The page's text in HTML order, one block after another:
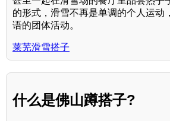
的形式，滑雪不再是单调的个人运动
语的团体活动。
莱芜滑雪搭子
什么是佛山蹲搭子?